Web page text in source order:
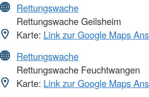
Rettungswache
Rettungswache Geilsheim
Karte: Link zur Google Maps
Rettungswache
Rettungswache Feuchtwangen
Karte: Link zur Google Maps